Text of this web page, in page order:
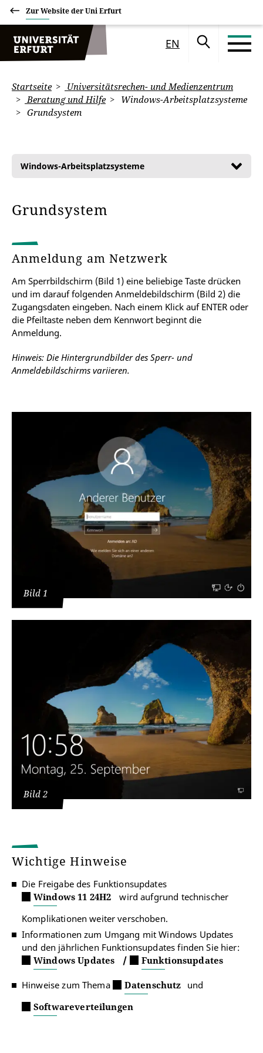
Zur Website der Uni Erfurt
EN
Startseite
Universitätsrechen- und Medienzentrum
Beratung und Hilfe
Windows-Arbeitsplatzsysteme
Grundsystem
Windows-Arbeitsplatzsysteme
Grundsystem
Anmeldung am Netzwerk
Am Sperrbildschirm (Bild 1) eine beliebige Taste drücken
und im darauf folgenden Anmeldebildschirm (Bild 2) die
Zugangsdaten eingeben. Nach einem Klick auf ENTER oder
die Pfeiltaste neben dem Kennwort beginnt die
Anmeldung.
Hinweis: Die Hintergrundbilder des Sperr- und
Anmeldebildschirms variieren.
Bild 1
Bild 2
Wichtige Hinweise
Die Freigabe des Funktionsupdates
Windows 11 24H2
wird aufgrund technischer
Komplikationen weiter verschoben.
Informationen zum Umgang mit Windows Updates
und den jährlichen Funktionsupdates finden Sie hier:
Windows Updates
/ Funktionsupdates
Hinweise zum Thema Datenschutz und
Softwareverteilungen